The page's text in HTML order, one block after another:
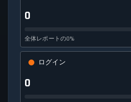
0
全体レポートの0%
ログイン
0